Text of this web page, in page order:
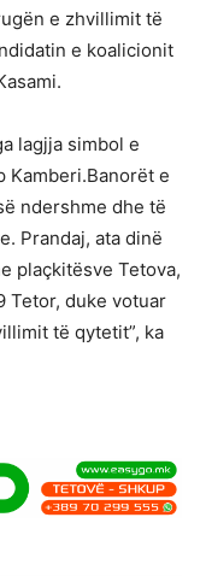
e zhvillimit të
e koalicionit
lagjja simbol e
Kamberi.Banorët e
ndershme dhe të
Prandaj, ata dinë
plaçkitësve Tetova,
Tetor, duke votuar
të qytetit”, ka